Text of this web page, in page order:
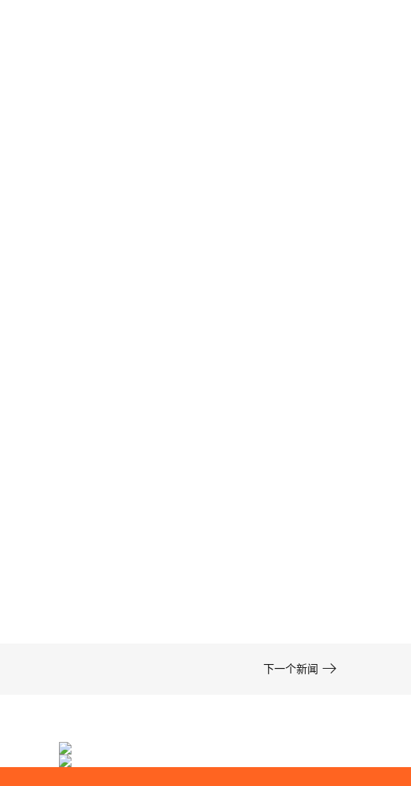
下一个新闻 
亘一上海专业药品包装设计公司服务经营健康···